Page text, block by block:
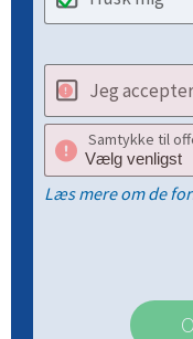
Jeg
Samtykke til
Læs mere om de